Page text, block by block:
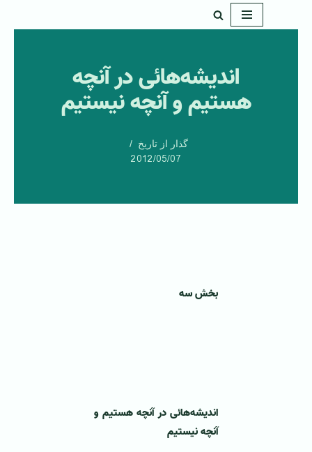
اندیشه‌هائی در آنچه
هستیم و آنچه نیستیم
گذار از تاریخ
2012/05/07
بخش سه
اندیشه‌هائی در آنچه هستیم و
آنچه نیستیم